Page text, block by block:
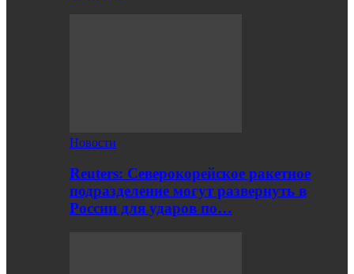
Новости
Reuters: Северокорейское ракетное
подразделение могут развернуть в
России для ударов по…